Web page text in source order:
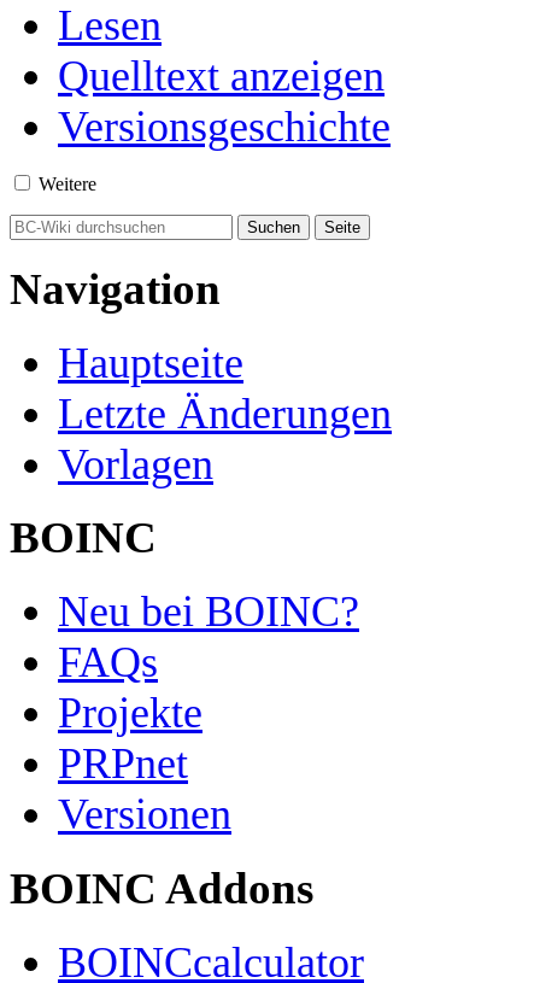
Lesen
Quelltext anzeigen
Versionsgeschichte
Weitere
Navigation
Hauptseite
Letzte Änderungen
Vorlagen
BOINC
Neu bei BOINC?
FAQs
Projekte
PRPnet
Versionen
BOINC Addons
BOINCcalculator